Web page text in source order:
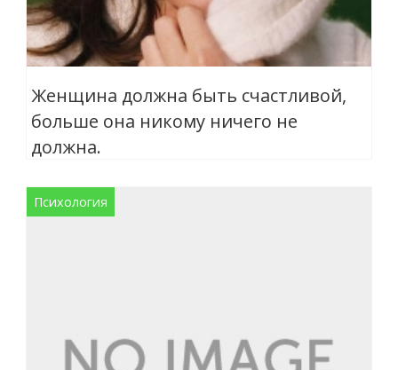
Женщина должна быть счастливой,
больше она никому ничего не
должна.
Психология